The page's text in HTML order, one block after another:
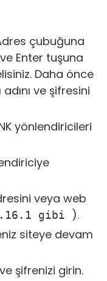
çubuğuna
ve Enter tuşuna
Daha önce
ve şifresini
yönlendiricileri
veya web
gibi ).
siteye devam
ve şifrenizi girin.